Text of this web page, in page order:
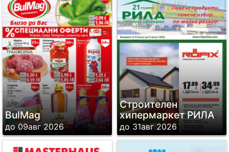
BulMag
до 09авг 2026
Строителен
хипермаркет РИЛА
до 31авг 2026